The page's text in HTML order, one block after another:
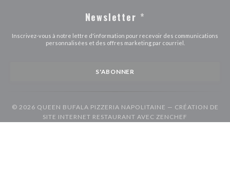
Newsletter *
Inscrivez-vous à notre lettre d'information pour recevoir des communications
personnalisées et des offres marketing par courriel.
S'ABONNER
© 2026 QUEEN BUFALA PIZZERIA NAPOLITAINE — CRÉATION DE
SITE INTERNET RESTAURANT AVEC ZENCHEF